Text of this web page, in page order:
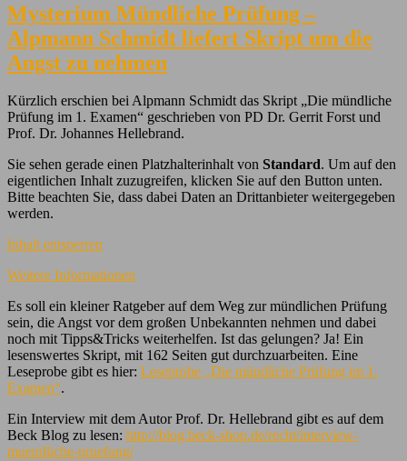
Mysterium Mündliche Prüfung –
Alpmann Schmidt liefert Skript um die
Angst zu nehmen
Kürzlich erschien bei Alpmann Schmidt das Skript „Die mündliche
Prüfung im 1. Examen“ geschrieben von PD Dr. Gerrit Forst und
Prof. Dr. Johannes Hellebrand.
Sie sehen gerade einen Platzhalterinhalt von Standard. Um auf den
eigentlichen Inhalt zuzugreifen, klicken Sie auf den Button unten.
Bitte beachten Sie, dass dabei Daten an Drittanbieter weitergegeben
werden.
Inhalt entsperren
Weitere Informationen
Es soll ein kleiner Ratgeber auf dem Weg zur mündlichen Prüfung
sein, die Angst vor dem großen Unbekannten nehmen und dabei
noch mit Tipps&Tricks weiterhelfen. Ist das gelungen? Ja! Ein
lesenswertes Skript, mit 162 Seiten gut durchzuarbeiten. Eine
Leseprobe gibt es hier: Leseprobe „Die mündliche Prüfung im 1.
Examen“.
Ein Interview mit dem Autor Prof. Dr. Hellebrand gibt es auf dem
Beck Blog zu lesen: http://blog.beck-shop.de/recht/interview-
muendliche-pruefung/